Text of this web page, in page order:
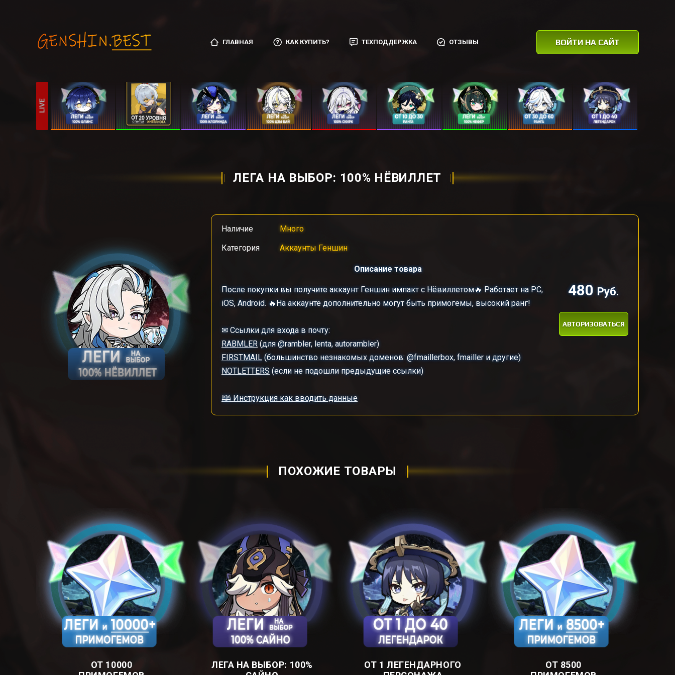
ГЛАВНАЯ КАК КУПИТЬ? ТЕХПОДДЕРЖКА ОТЗЫВЫ ВОЙТИ НА САЙТ
ЛЕГА НА ВЫБОР: ㅤ100% НЁВИЛЛЕТㅤ
Наличие
Много
Категория
Аккаунты Геншин
Описание товара
После покупки вы получите аккаунт Геншин импакт с Нёвиллетом🔥 Работает на PC,
iOS, Android. 🔥На аккаунте дополнительно могут быть примогемы, высокий ранг!
✉ Ссылки для входа в почту:
RABMLER (для @rambler, lenta, autorambler)
FIRSTMAIL (большинство незнакомых доменов: @fmaillerbox, fmailler и другие)
NOTLETTERS (если не подошли предыдущие ссылки)
🕮 Инструкция как вводить данные
480 Руб.
АВТОРИЗОВАТЬСЯ
ПОХОЖИЕ ТОВАРЫ
ОТ 10000
ЛЕГА НА ВЫБОР: ㅤ100%
ОТ 1 ЛЕГЕНДАРНОГО
ОТ 8500